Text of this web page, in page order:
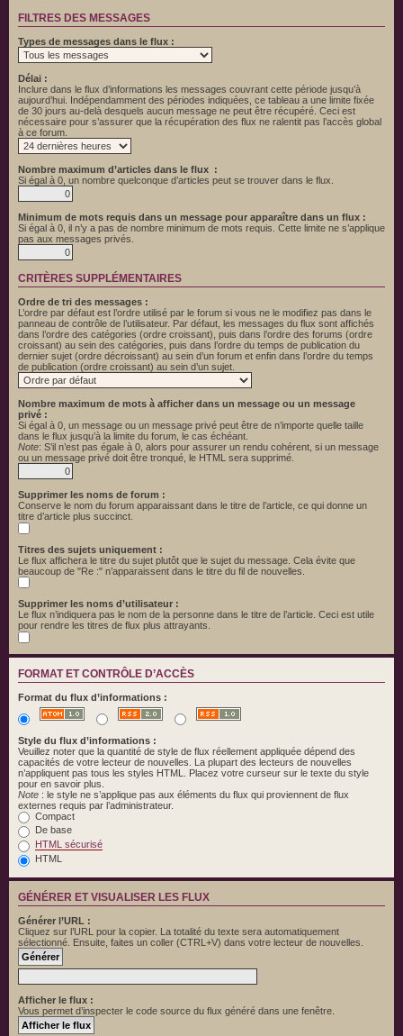
FILTRES DES MESSAGES
Types de messages dans le flux :
Délai :
Inclure dans le flux d’informations les messages couvrant cette période jusqu’à
aujourd’hui. Indépendamment des périodes indiquées, ce tableau a une limite fixée
de 30 jours au-delà desquels aucun message ne peut être récupéré. Ceci est
nécessaire pour s’assurer que la récupération des flux ne ralentit pas l’accès global
à ce forum.
Nombre maximum d’articles dans le flux :
Si égal à 0, un nombre quelconque d’articles peut se trouver dans le flux.
Minimum de mots requis dans un message pour apparaître dans un flux :
Si égal à 0, il n’y a pas de nombre minimum de mots requis. Cette limite ne s’applique
pas aux messages privés.
CRITÈRES SUPPLÉMENTAIRES
Ordre de tri des messages :
L’ordre par défaut est l’ordre utilisé par le forum si vous ne le modifiez pas dans le
panneau de contrôle de l’utilisateur. Par défaut, les messages du flux sont affichés
dans l’ordre des catégories (ordre croissant), puis dans l’ordre des forums (ordre
croissant) au sein des catégories, puis dans l’ordre du temps de publication du
dernier sujet (ordre décroissant) au sein d’un forum et enfin dans l’ordre du temps
de publication (ordre croissant) au sein d’un sujet.
Nombre maximum de mots à afficher dans un message ou un message
privé :
Si égal à 0, un message ou un message privé peut être de n’importe quelle taille
dans le flux jusqu’à la limite du forum, le cas échéant.
Note: S’il n’est pas égale à 0, alors pour assurer un rendu cohérent, si un message
ou un message privé doit être tronqué, le HTML sera supprimé.
Supprimer les noms de forum :
Conserve le nom du forum apparaissant dans le titre de l’article, ce qui donne un
titre d’article plus succinct.
Titres des sujets uniquement :
Le flux affichera le titre du sujet plutôt que le sujet du message. Cela évite que
beaucoup de "Re :" n’apparaissent dans le titre du fil de nouvelles.
Supprimer les noms d’utilisateur :
Le flux n’indiquera pas le nom de la personne dans le titre de l’article. Ceci est utile
pour rendre les titres de flux plus attrayants.
FORMAT ET CONTRÔLE D’ACCÈS
Format du flux d’informations :
Style du flux d’informations :
Veuillez noter que la quantité de style de flux réellement appliquée dépend des
capacités de votre lecteur de nouvelles. La plupart des lecteurs de nouvelles
n’appliquent pas tous les styles HTML. Placez votre curseur sur le texte du style
pour en savoir plus.
Note : le style ne s’applique pas aux éléments du flux qui proviennent de flux
externes requis par l’administrateur.
Compact
De base
HTML sécurisé
HTML
GÉNÉRER ET VISUALISER LES FLUX
Générer l’URL :
Cliquez sur l’URL pour la copier. La totalité du texte sera automatiquement
sélectionné. Ensuite, faites un coller (CTRL+V) dans votre lecteur de nouvelles.
Afficher le flux :
Vous permet d’inspecter le code source du flux généré dans une fenêtre.